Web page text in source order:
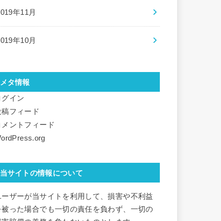
年11月
年10月
メタ情報
グイン
稿フィード
メントフィード
当サイトの情報について
ーザーが当サイトを利用して、損害や不利益
被った場合でも一切の責任を負わず、一切の